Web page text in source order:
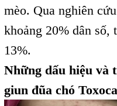
mèo. Qua nghiên
khoảng 20% dân
13%.
Những dấu hiệu và
giun đũa chó